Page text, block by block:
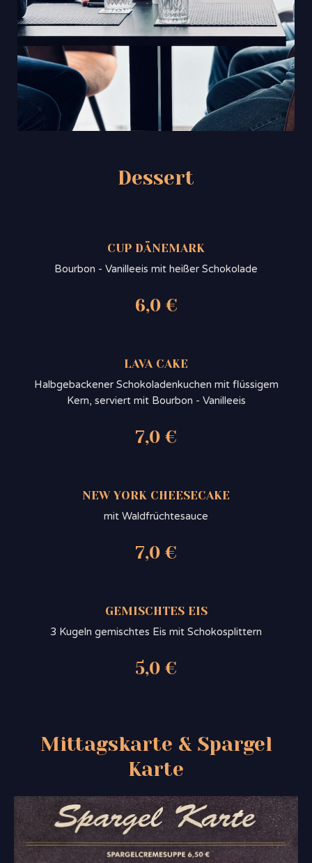
Dessert
CUP DÄNEMARK
Bourbon - Vanilleeis mit heißer Schokolade
6,0 €
LAVA CAKE
Halbgebackener Schokoladenkuchen mit flüssigem
Kern, serviert mit Bourbon - Vanilleeis
7,0 €
NEW YORK CHEESECAKE
mit Waldfrüchtesauce
7,0 €
GEMISCHTES EIS
3 Kugeln gemischtes Eis mit Schokosplittern
5,0 €
Mittagskarte & Spargel
Karte